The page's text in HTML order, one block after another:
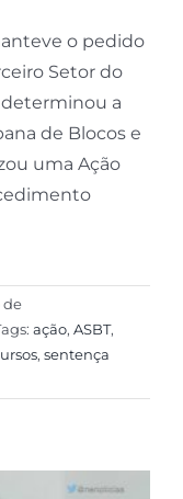
o pedido
Setor do
a
de Blocos e
uma Ação
de
ação, ASBT,
, sentença